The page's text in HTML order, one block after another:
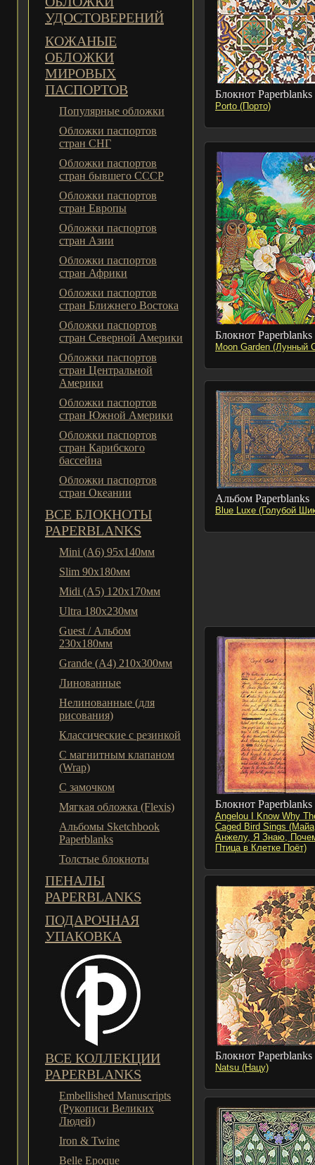
УДОСТОВЕРЕНИЙ
КОЖАНЫЕ
ОБЛОЖКИ
МИРОВЫХ
ПАСПОРТОВ
Популярные обложки
Обложки паспортов
стран СНГ
Обложки паспортов
стран бывшего СССР
Обложки паспортов
стран Европы
Обложки паспортов
стран Азии
Обложки паспортов
стран Африки
Обложки паспортов
стран Ближнего Востока
Обложки паспортов
стран Северной Америки
Обложки паспортов
стран Центральной
Америки
Обложки паспортов
стран Южной Америки
Обложки паспортов
стран Карибского
бассейна
Обложки паспортов
стран Океании
ВСЕ БЛОКНОТЫ
PAPERBLANKS
Mini (A6) 95х140мм
Slim 90x180мм
Midi (A5) 120х170мм
Ultra 180x230мм
Guest / Альбом
230x180мм
Grande (A4) 210x300мм
Линованные
Нелинованные (для
рисования)
Классические с резинкой
С магнитным клапаном
(Wrap)
С замочком
Мягкая обложка (Flexis)
Альбомы Sketchbook
Paperblanks
Толстые блокноты
ПЕНАЛЫ
PAPERBLANKS
ПОДАРОЧНАЯ
УПАКОВКА
ВСЕ КОЛЛЕКЦИИ
PAPERBLANKS
Embellished Manuscripts
(Рукописи Великих
Людей)
Iron & Twine
Belle Epoque
Блокнот Paperblanks
Porto (Порто)
Блокнот Paperblanks
Moon Garden (Лунный
Альбом Paperblanks
Blue Luxe (Голубой
Блокнот Paperblanks
Angelou I Know Why
Caged Bird Sings (Майа
Анжелу, Я Знаю,
Птица в Клетке Поёт)
Блокнот Paperblanks
Natsu (Нацу)